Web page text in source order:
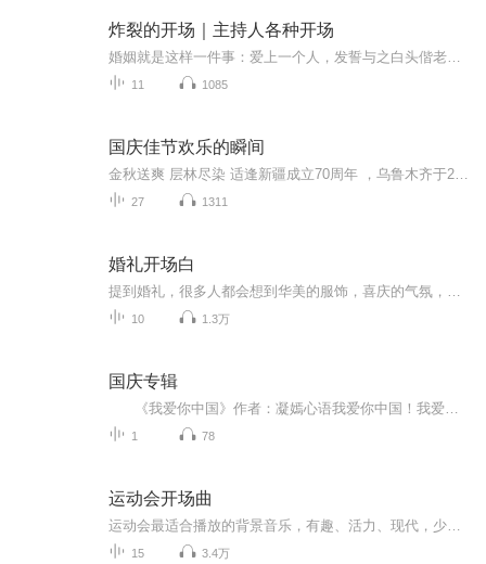
炸裂的开场｜主持人各种开场
11 1085
国庆佳节欢乐的瞬间
27 1311
婚礼开场白
10 1.3万
国庆专辑
1 78
运动会开场曲
15 3.4万